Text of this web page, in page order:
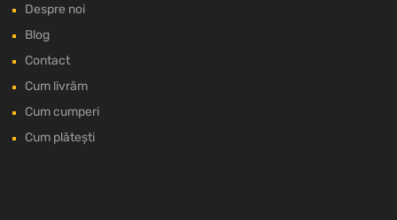
Despre noi
Blog
Contact
Cum livrăm
Cum cumperi
Cum plătești